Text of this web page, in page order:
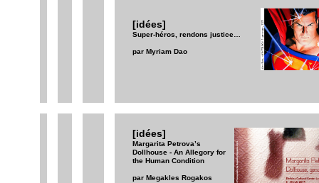
[idées]
Super-héros, rendons justice…
par Myriam Dao
[idées]
Margarita Petrova’s
Dollhouse - An Allegory for
the Human Condition
par Megakles Rogakos